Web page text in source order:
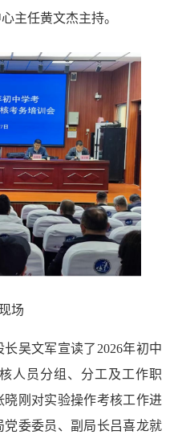
主任黄文杰主持。
场
吴文军宣读了 2026年初中
人员分组、分工及工作职
刚对实验操作考核工作进
委委员、副局长吕喜龙就